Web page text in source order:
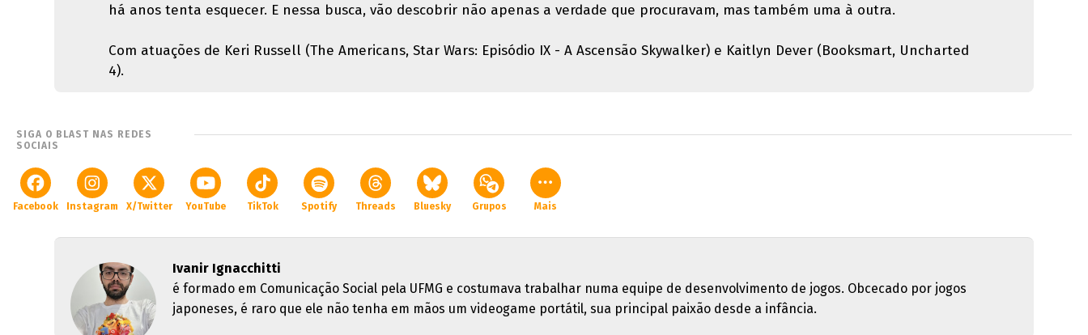
há anos tenta esquecer. E nessa busca, vão descobrir não apenas a verdade que procuravam, mas também uma à outra.
Com atuações de Keri Russell (The Americans, Star Wars: Episódio IX - A Ascensão Skywalker) e Kaitlyn Dever (Booksmart, Uncharted
4).
SIGA O BLAST NAS REDES
SOCIAIS
Facebook Instagram X/Twitter YouTube TikTok Spotify Threads Bluesky Grupos Mais
Ivanir Ignacchitti
é formado em Comunicação Social pela UFMG e costumava trabalhar numa equipe de desenvolvimento de jogos. Obcecado por jogos
japoneses, é raro que ele não tenha em mãos um videogame portátil, sua principal paixão desde a infância.